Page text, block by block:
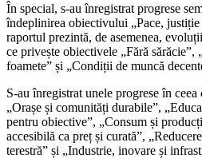
În special, s-au înregistrat progrese
îndeplinirea obiectivului „Pace,
raportul prezintă, de asemenea,
ce privește obiectivele „Fără sărăcie”,
foamete” și „Condiții de muncă
S-au înregistrat unele progrese în
„Orașe și comunități durabile”,
pentru obiective”, „Consum și
accesibilă ca preț și curată”,
terestră” și „Industrie, inovare și